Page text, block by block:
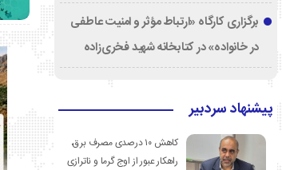
برگزاری کارگاه «ارتباط مؤثر و امنیت عاطفی
در خانواده» در کتابخانه شهید فخری‌زاده
پیشنهاد سردبیر
کاهش ۱۰ درصدی مصرف برق،
راهکار عبور از اوج گرما و ناترازی